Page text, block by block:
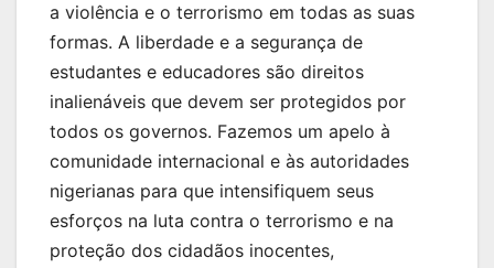
a violência e o terrorismo em todas as suas
formas. A liberdade e a segurança de
estudantes e educadores são direitos
inalienáveis que devem ser protegidos por
todos os governos. Fazemos um apelo à
comunidade internacional e às autoridades
nigerianas para que intensifiquem seus
esforços na luta contra o terrorismo e na
proteção dos cidadãos inocentes,